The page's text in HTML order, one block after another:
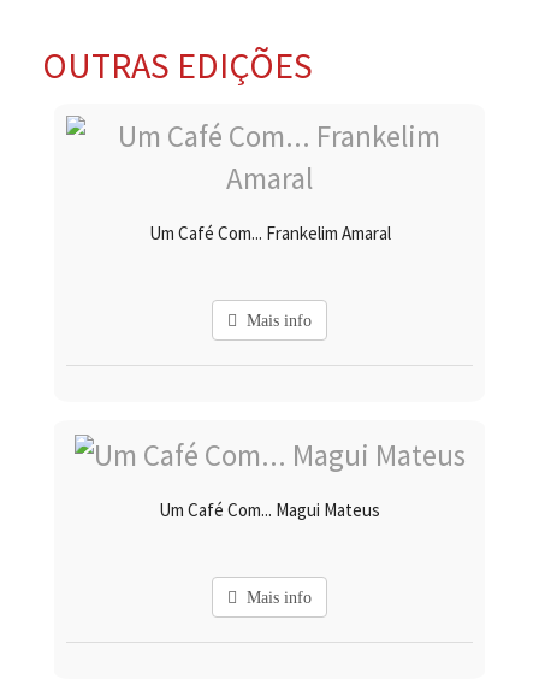
OUTRAS EDIÇÕES
Um Café Com... Frankelim Amaral
Mais info
Um Café Com... Magui Mateus
Mais info